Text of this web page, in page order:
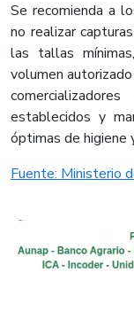
Se recomienda a
no realizar
las tallas
volumen
establecidos y
óptimas de higiene
Fuente: Ministerio